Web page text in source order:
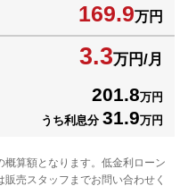
169.9万円
3.3万円/月
201.8万円
うち利息分 31.9万円
算額となります。低金利ローン
売スタッフまでお問い合わせく